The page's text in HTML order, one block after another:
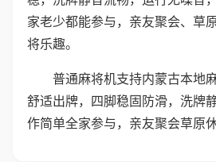
家老少都能参与，亲友聚会、草
将乐趣。
普通麻将机支持内蒙古本地
舒适出牌，四脚稳固防滑，洗牌
作简单全家参与，亲友聚会草原